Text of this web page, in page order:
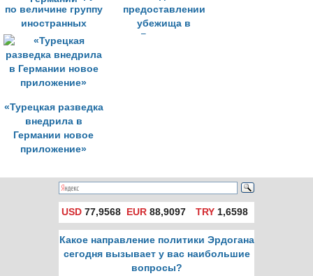
по величине группу
иностранных
учащихся в
Германии
предоставлении
убежища в
Германии
«Турецкая разведка
внедрила в
Германии новое
приложение»
USD 77,9568 EUR 88,9097 TRY1,6598
Какое направление политики Эрдогана
сегодня вызывает у вас наибольшие
вопросы?